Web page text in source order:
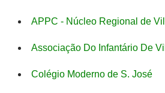
APPC - Núcleo Regional de
Associação Do Infantário De
Colégio Moderno de S. José